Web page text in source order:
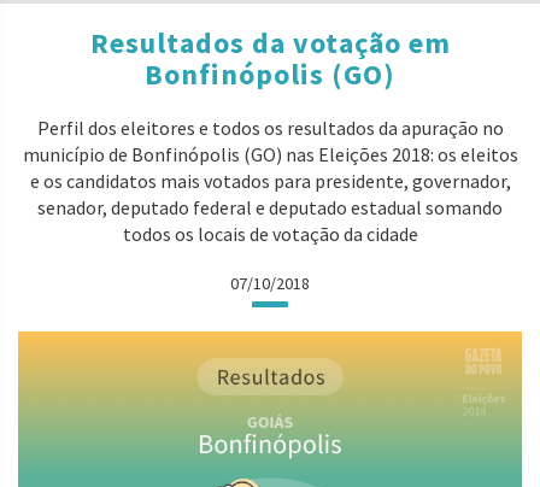
Resultados da votação em
Bonfinópolis (GO)
Perfil dos eleitores e todos os resultados da apuração no
município de Bonfinópolis (GO) nas Eleições 2018: os eleitos
e os candidatos mais votados para presidente, governador,
senador, deputado federal e deputado estadual somando
todos os locais de votação da cidade
07/10/2018